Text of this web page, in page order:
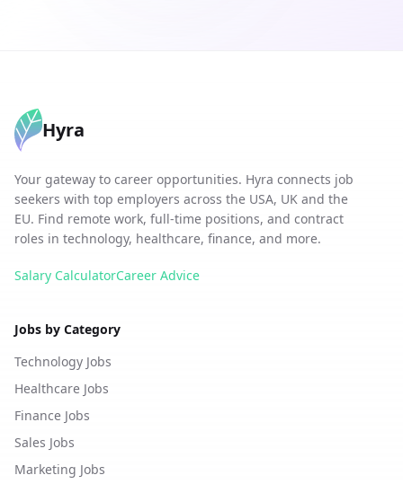
Hyra
Your gateway to career opportunities. Hyra connects job
seekers with top employers across the USA, UK and the
EU. Find remote work, full-time positions, and contract
roles in technology, healthcare, finance, and more.
Salary CalculatorCareer Advice
Jobs by Category
Technology Jobs
Healthcare Jobs
Finance Jobs
Sales Jobs
Marketing Jobs